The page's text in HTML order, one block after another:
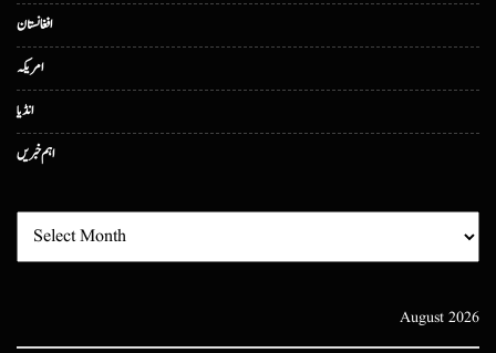
افغانستان
امریکہ
انڈیا
اہم خبریں
August 2026